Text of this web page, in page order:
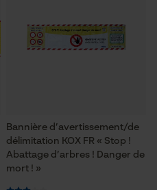
Bannière d’avertissement/de
délimitation KOX FR « Stop !
Abattage d’arbres ! Danger de
mort ! »